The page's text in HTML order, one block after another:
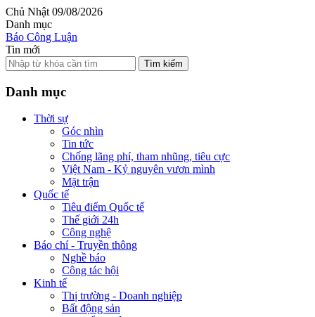
Chủ Nhật 09/08/2026
Danh mục
Báo Công Luận
Tin mới
Tìm kiếm
Danh mục
Thời sự
Góc nhìn
Tin tức
Chống lãng phí, tham nhũng, tiêu cực
Việt Nam - Kỷ nguyên vươn mình
Mặt trận
Quốc tế
Tiêu điểm Quốc tế
Thế giới 24h
Công nghệ
Báo chí - Truyền thông
Nghề báo
Công tác hội
Kinh tế
Thị trường - Doanh nghiệp
Bất động sản